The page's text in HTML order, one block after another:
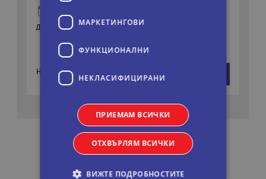
Дати:
На цени от:
1327 лв.
МАРКЕТИНГOВИ
ФУНКЦИОНАЛНИ
НЕКЛАСИФИЦИРАНИ
ПРИЕМАМ ВСИЧКИ
ОТХВЪРЛЯМ ВСИЧКИ
ВИЖТЕ ПОДРОБНОСТИТЕ